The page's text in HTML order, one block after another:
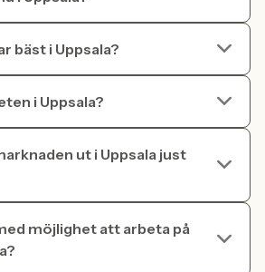
bäst i Uppsala?
i Uppsala?
ut i Uppsala just
möjlighet att arbeta på